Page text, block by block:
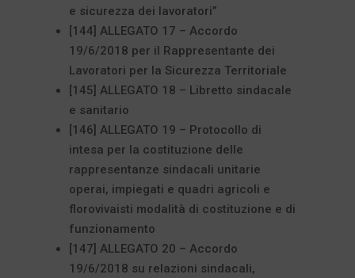
e sicurezza dei lavoratori”
[144] ALLEGATO 17 – Accordo
19/6/2018 per il Rappresentante dei
Lavoratori per la Sicurezza Territoriale
[145] ALLEGATO 18 – Libretto sindacale
e sanitario
[146] ALLEGATO 19 – Protocollo di
intesa per la costituzione delle
rappresentanze sindacali unitarie
operai, impiegati e quadri agricoli e
florovivaisti modalità di costituzione e di
funzionamento
[147] ALLEGATO 20 – Accordo
19/6/2018 su relazioni sindacali,